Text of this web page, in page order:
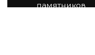
памятников